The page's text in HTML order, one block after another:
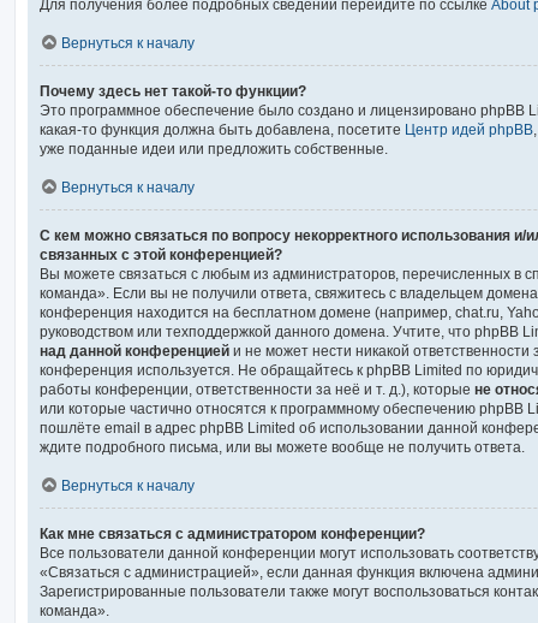
Для получения более подробных сведений перейдите по ссылке About
Вернуться к началу
Почему здесь нет такой-то функции?
Это программное обеспечение было создано и лицензировано phpBB
какая-то функция должна быть добавлена, посетите Центр идей phpBB
уже поданные идеи или предложить собственные.
Вернуться к началу
С кем можно связаться по вопросу некорректного использования и/
связанных с этой конференцией?
Вы можете связаться с любым из администраторов, перечисленных в
команда». Если вы не получили ответа, свяжитесь с владельцем
конференция находится на бесплатном домене (например, chat.ru,
руководством или техподдержкой данного домена. Учтите, что phpBB
над данной конференцией и не может нести никакой ответственности
конференция используется. Не обращайтесь к phpBB Limited по
работы конференции, ответственности за неё и т. д.), которые не
или которые частично относятся к программному обеспечению phpBB
пошлёте email в адрес phpBB Limited об использовании данной
ждите подробного письма, или вы можете вообще не получить ответа.
Вернуться к началу
Как мне связаться с администратором конференции?
Все пользователи данной конференции могут использовать
«Связаться с администрацией», если данная функция включена
Зарегистрированные пользователи также могут воспользоваться
команда».